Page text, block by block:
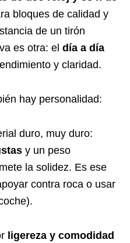
bloques de calidad y
de un tirón
es otra: el día a día
y claridad.
hay personalidad:
duro, muy duro:
y un peso
la solidez. Es ese
contra roca o usar
ligereza y comodidad